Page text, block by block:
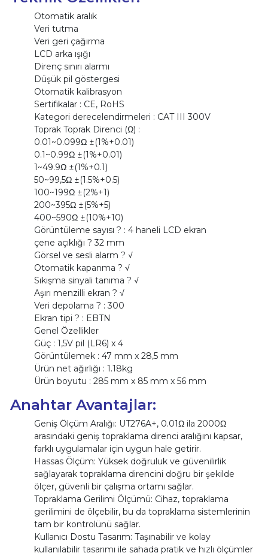
Otomatik aralık
Veri tutma
Veri geri çağırma
LCD arka ışığı
Direnç sınırı alarmı
Düşük pil göstergesi
Otomatik kalibrasyon
Sertifikalar : CE, RoHS
Kategori derecelendirmeleri : CAT III 300V
Toprak Toprak Direnci (Ω) :
0.01~0.099Ω ±(1%+0.01)
0.1~0.99Ω ±(1%+0.01)
1~49.9Ω ±(1%+0.1)
50~99,5Ω ±(1.5%+0.5)
100~199Ω ±(2%+1)
200~395Ω ±(5%+5)
400~590Ω ±(10%+10)
Görüntüleme sayısı ? : 4 haneli LCD ekran
çene açıklığı ? 32 mm
Görsel ve sesli alarm ? √
Otomatik kapanma ? √
Sıkışma sinyali tanıma ? √
Aşırı menzilli ekran ? √
Veri depolama ? : 300
Ekran tipi ? : EBTN
Genel Özellikler
Güç : 1,5V pil (LR6) x 4
Görüntülemek : 47 mm x 28,5 mm
Ürün net ağırlığı : 1.18kg
Ürün boyutu : 285 mm x 85 mm x 56 mm
Anahtar Avantajlar:
Geniş Ölçüm Aralığı: UT276A+, 0.01Ω ila 2000Ω
arasındaki geniş topraklama direnci aralığını kapsar,
farklı uygulamalar için uygun hale getirir.
Hassas Ölçüm: Yüksek doğruluk ve güvenilirlik
sağlayarak topraklama direncini doğru bir şekilde
ölçer, güvenli bir çalışma ortamı sağlar.
Topraklama Gerilimi Ölçümü: Cihaz, topraklama
gerilimini de ölçebilir, bu da topraklama sistemlerinin
tam bir kontrolünü sağlar.
Kullanıcı Dostu Tasarım: Taşınabilir ve kolay
kullanılabilir tasarımı ile sahada pratik ve hızlı ölçümler